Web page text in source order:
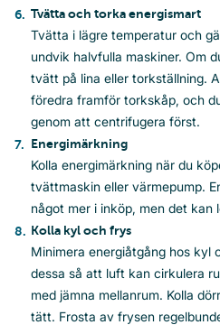
Tvätta och torka energismart
Tvätta i lägre temperatur och
undvik halvfulla maskiner. Om
tvätt på lina eller torkställning.
föredra framför torkskåp, och
genom att centrifugera först.
Energimärkning
Kolla energimärkning när du
tvättmaskin eller värmepump.
något mer i inköp, men det kan
Kolla kyl och frys
Minimera energiåtgång hos kyl
dessa så att luft kan cirkulera
med jämna mellanrum. Kolla
tätt. Frosta av frysen